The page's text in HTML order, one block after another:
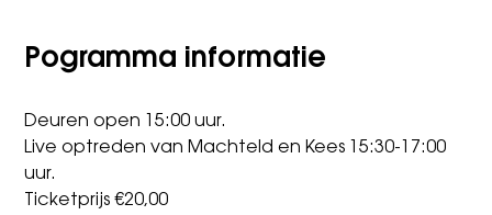
Pogramma informatie
Deuren open 15:00 uur.
Live optreden van Machteld en Kees 15:30-17:00
uur.
Ticketprijs €20,00